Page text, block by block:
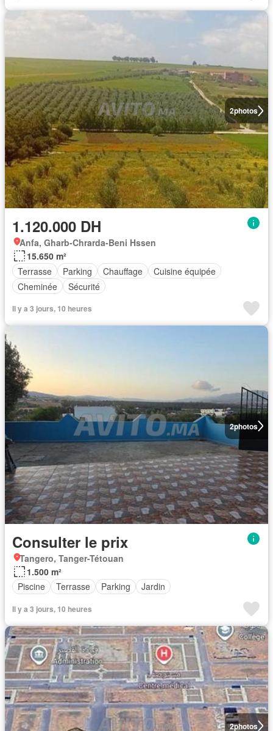
2photos
1.120.000 DH
Anfa, Gharb-Chrarda-Beni Hssen
15.650 m²
Terrasse
Parking Chauffage
Cuisine équipée
Cheminée
Sécurité
Il y a 3 jours, 10 heures
2photos
Consulter le prix
Tangero, Tanger-Tétouan
1.500 m²
Piscine
Terrasse Parking Jardin
Il y a 3 jours, 10 heures
2photos